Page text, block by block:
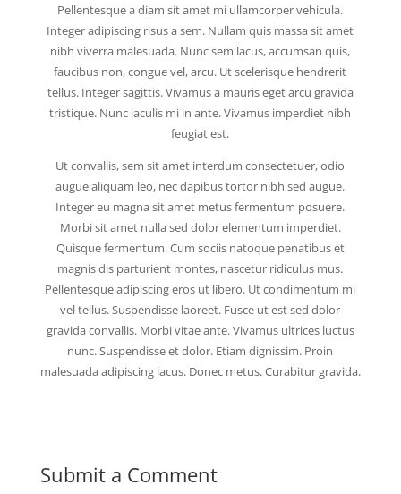
Pellentesque a diam sit amet mi ullamcorper vehicula.
Integer adipiscing risus a sem. Nullam quis massa sit amet
nibh viverra malesuada. Nunc sem lacus, accumsan quis,
faucibus non, congue vel, arcu. Ut scelerisque hendrerit
tellus. Integer sagittis. Vivamus a mauris eget arcu gravida
tristique. Nunc iaculis mi in ante. Vivamus imperdiet nibh
feugiat est.
Ut convallis, sem sit amet interdum consectetuer, odio
augue aliquam leo, nec dapibus tortor nibh sed augue.
Integer eu magna sit amet metus fermentum posuere.
Morbi sit amet nulla sed dolor elementum imperdiet.
Quisque fermentum. Cum sociis natoque penatibus et
magnis dis parturient montes, nascetur ridiculus mus.
Pellentesque adipiscing eros ut libero. Ut condimentum mi
vel tellus. Suspendisse laoreet. Fusce ut est sed dolor
gravida convallis. Morbi vitae ante. Vivamus ultrices luctus
nunc. Suspendisse et dolor. Etiam dignissim. Proin
malesuada adipiscing lacus. Donec metus. Curabitur gravida.
Submit a Comment